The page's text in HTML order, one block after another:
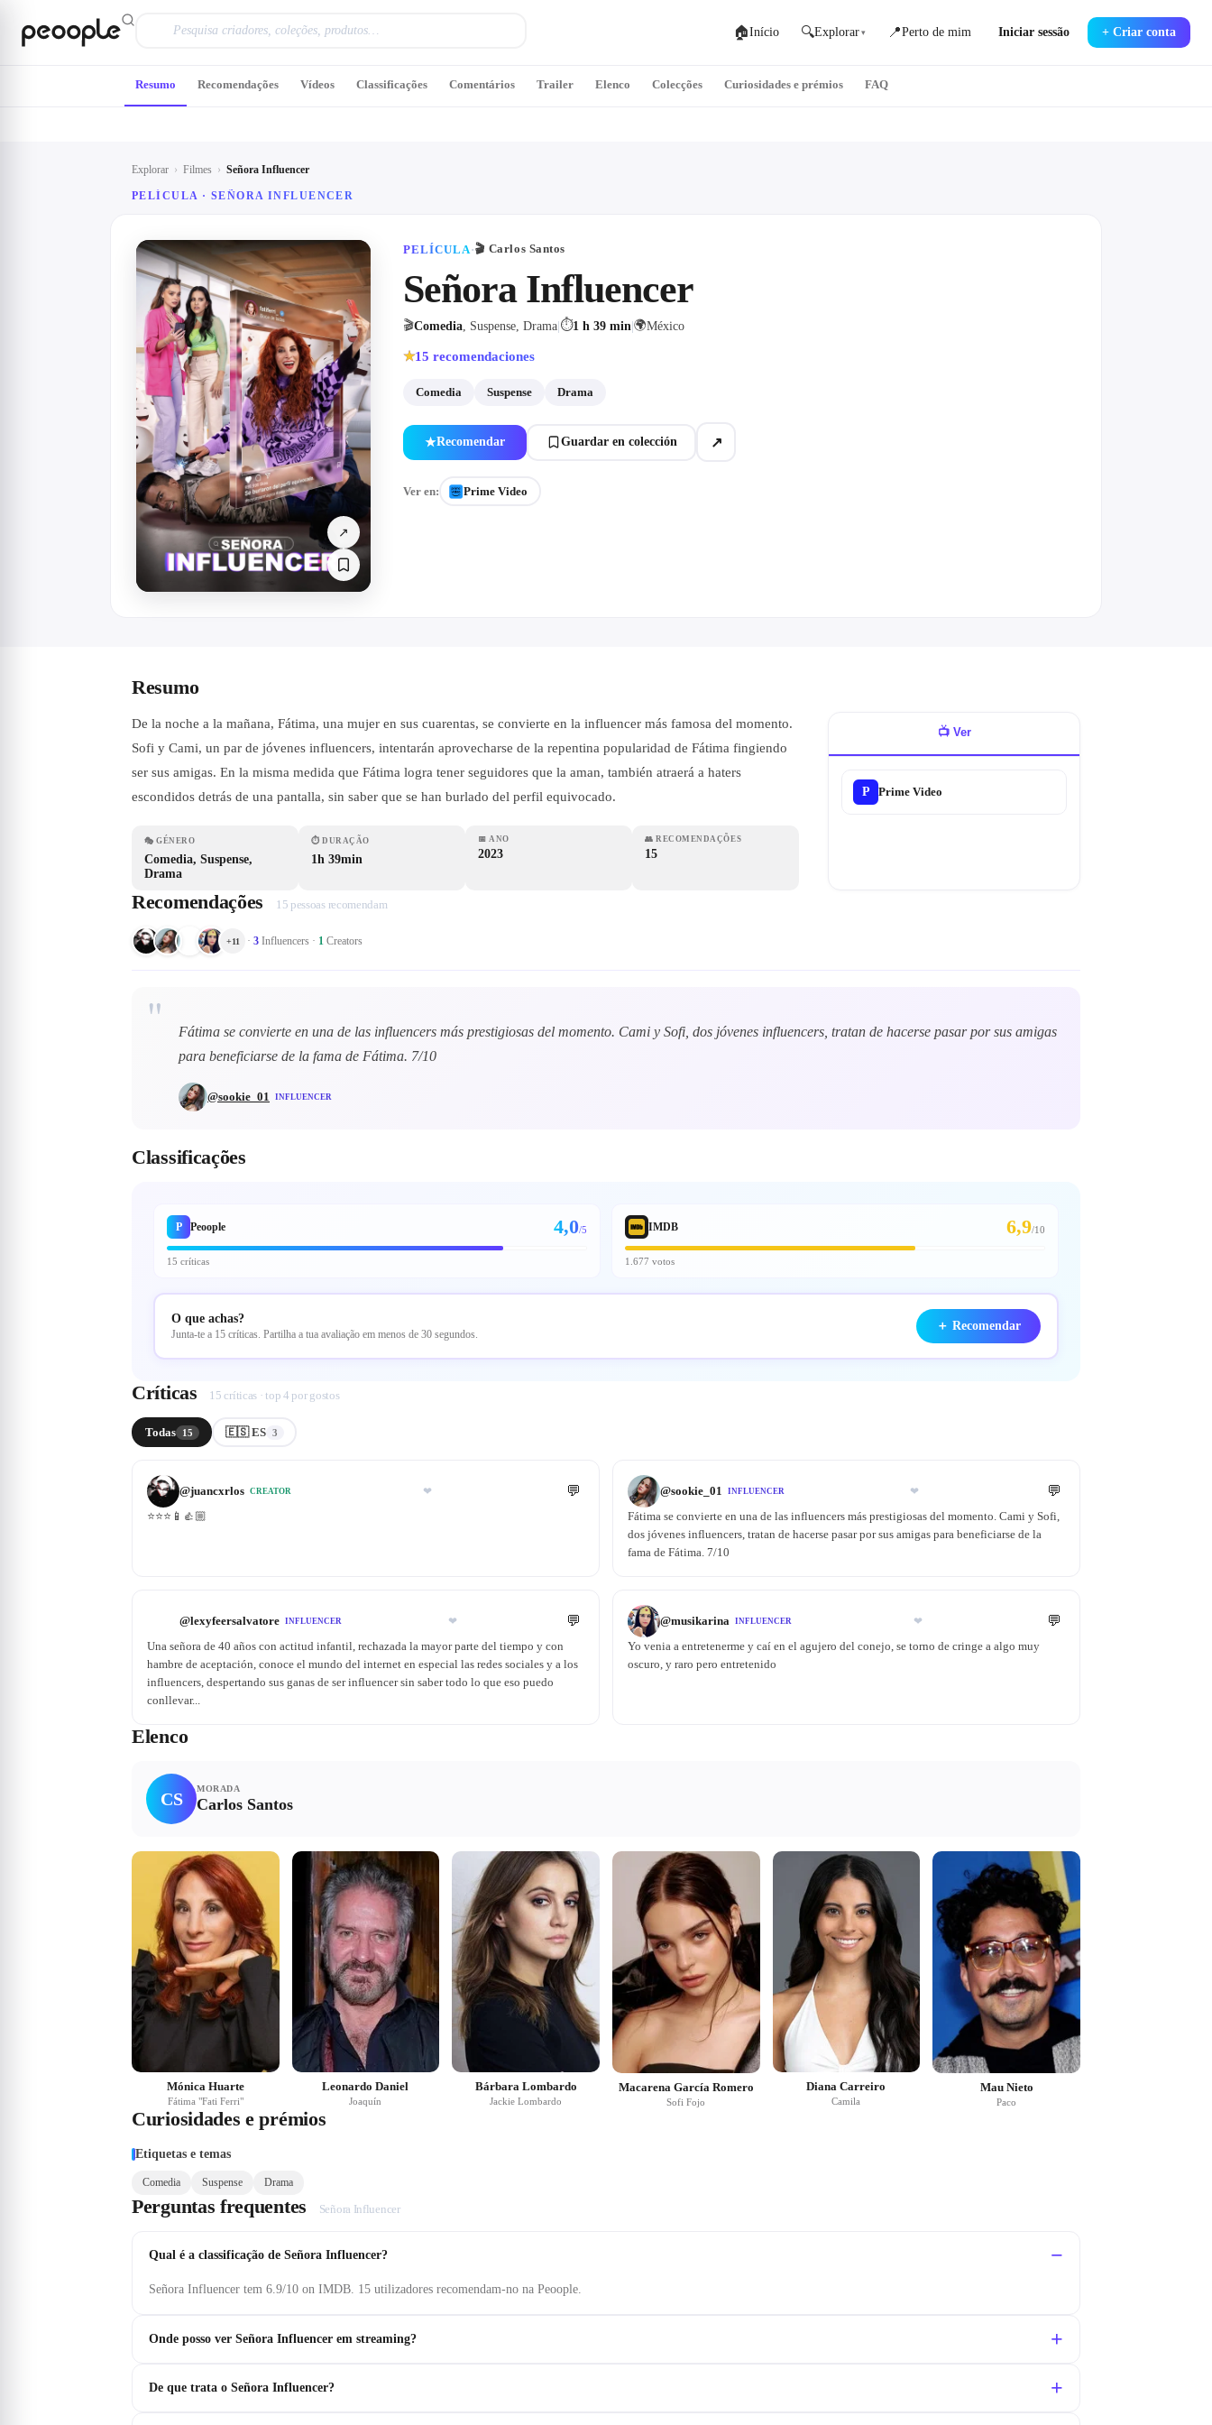
🏠Início 🔍Explorar ▾ 📍Perto de mim Iniciar sessão + Criar conta
Explorar › Filmes › Señora Influencer
PELÍCULA · SEÑORA INFLUENCER
↗
PELÍCULA·🎬 Carlos Santos
Señora Influencer
🎬Comedia, Suspense, Drama ⏱1 h 39 min 🌍México
★15 recomendaciones
Comedia Suspense Drama
★Recomendar Guardar en colección ↗
Ver en: Prime Video
Resumo Recomendações Vídeos Classificações Comentários Trailer Elenco Colecções Curiosidades e prémios FAQ
Resumo
De la noche a la mañana, Fátima, una mujer en sus cuarentas, se convierte en la influencer más famosa del momento.
Sofi y Cami, un par de jóvenes influencers, intentarán aprovecharse de la repentina popularidad de Fátima fingiendo
ser sus amigas. En la misma medida que Fátima logra tener seguidores que la aman, también atraerá a haters
escondidos detrás de una pantalla, sin saber que se han burlado del perfil equivocado.
🎭 GÉNERO
Comedia, Suspense,
Drama
⏱ DURAÇÃO
1h 39min
📅 ANO
2023
👥 RECOMENDAÇÕES
15
📺 Ver
P Prime Video
Recomendações 15 pessoas recomendam
+11 · 3 Influencers · 1 Creators
"
Fátima se convierte en una de las influencers más prestigiosas del momento. Cami y Sofi, dos jóvenes influencers, tratan de hacerse pasar por sus amigas
para beneficiarse de la fama de Fátima. 7/10
@sookie_01 INFLUENCER
Classificações
P Peoople 4,0/5
15 críticas
IMDB 6,9/10
1.677 votos
O que achas?
Junta-te a 15 críticas. Partilha a tua avaliação em menos de 30 segundos.
＋ Recomendar
Críticas 15 críticas · top 4 por gostos
Todas 15 🇪🇸 ES 3
@juancxrlos CREATOR ❤ 💬
⭐️⭐️⭐️📱👍🏼
@sookie_01 INFLUENCER ❤ 💬
Fátima se convierte en una de las influencers más prestigiosas del momento. Cami y Sofi,
dos jóvenes influencers, tratan de hacerse pasar por sus amigas para beneficiarse de la
fama de Fátima. 7/10
@lexyfeersalvatore INFLUENCER ❤ 💬
Una señora de 40 años con actitud infantil, rechazada la mayor parte del tiempo y con
hambre de aceptación, conoce el mundo del internet en especial las redes sociales y a los
influencers, despertando sus ganas de ser influencer sin saber todo lo que eso puedo
conllevar...
@musikarina INFLUENCER ❤ 💬
Yo venia a entretenerme y caí en el agujero del conejo, se torno de cringe a algo muy
oscuro, y raro pero entretenido
Elenco
CS MORADA
Carlos Santos
Mónica Huarte
Fátima "Fati Ferri"
Leonardo Daniel
Joaquín
Bárbara Lombardo
Jackie Lombardo
Macarena García Romero
Sofi Fojo
Diana Carreiro
Camila
Mau Nieto
Paco
Curiosidades e prémios
Etiquetas e temas
Comedia Suspense Drama
Perguntas frequentes Señora Influencer
Qual é a classificação de Señora Influencer?
Señora Influencer tem 6.9/10 on IMDB. 15 utilizadores recomendam-no na Peoople.
Onde posso ver Señora Influencer em streaming?
De que trata o Señora Influencer?